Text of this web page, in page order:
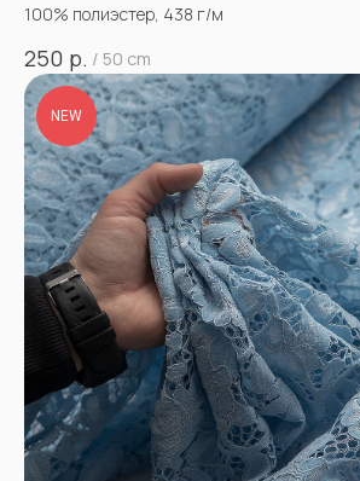
100% полиэстер, 438 г/м
250 р. / 50 cm
NEW